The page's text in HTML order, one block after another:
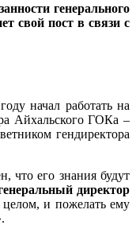
генерального
свой пост в связи с
начал работать на
Айхальского ГОКа –
гендиректора
что его знания будут
директор
и пожелать ему